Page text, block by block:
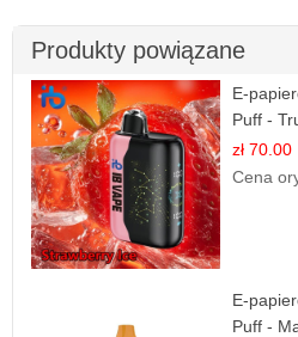
Produkty powiązane
E-
Puff -
zł 70.00
Cena
E-
Puff -